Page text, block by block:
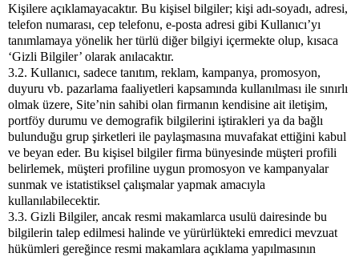
Kişilere açıklamayacaktır. Bu kişisel bilgiler; kişi adı-soyadı, adresi,
telefon numarası, cep telefonu, e-posta adresi gibi Kullanıcı’yı
tanımlamaya yönelik her türlü diğer bilgiyi içermekte olup, kısaca
‘Gizli Bilgiler’ olarak anılacaktır.
3.2. Kullanıcı, sadece tanıtım, reklam, kampanya, promosyon,
duyuru vb. pazarlama faaliyetleri kapsamında kullanılması ile sınırlı
olmak üzere, Site’nin sahibi olan firmanın kendisine ait iletişim,
portföy durumu ve demografik bilgilerini iştirakleri ya da bağlı
bulunduğu grup şirketleri ile paylaşmasına muvafakat ettiğini kabul
ve beyan eder. Bu kişisel bilgiler firma bünyesinde müşteri profili
belirlemek, müşteri profiline uygun promosyon ve kampanyalar
sunmak ve istatistiksel çalışmalar yapmak amacıyla
kullanılabilecektir.
3.3. Gizli Bilgiler, ancak resmi makamlarca usulü dairesinde bu
bilgilerin talep edilmesi halinde ve yürürlükteki emredici mevzuat
hükümleri gereğince resmi makamlara açıklama yapılmasının